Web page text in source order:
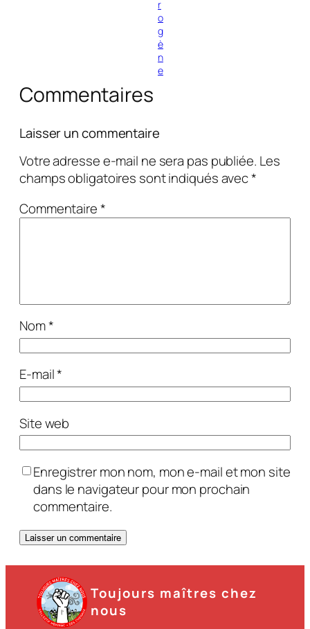
r
o
g
è
n
e
Commentaires
Laisser un commentaire
Votre adresse e-mail ne sera pas publiée. Les
champs obligatoires sont indiqués avec*
Commentaire*
Nom*
E-mail*
Site web
Enregistrer mon nom, mon e-mail et mon site
dans le navigateur pour mon prochain
commentaire.
Toujours maîtres chez
nous